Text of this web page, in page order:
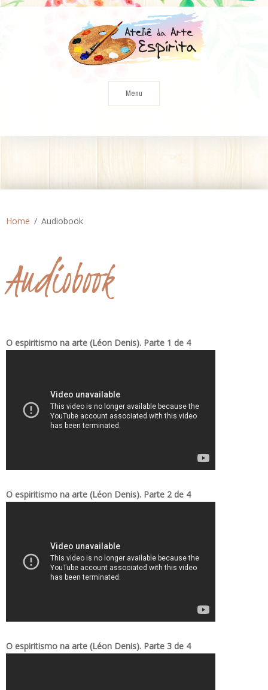
Skip
Menu
Home Audiobook
Audiobook
O espiritismo na arte (Léon Denis). Parte 1 de 4
O espiritismo na arte (Léon Denis). Parte 2 de 4
O espiritismo na arte (Léon Denis). Parte 3 de 4